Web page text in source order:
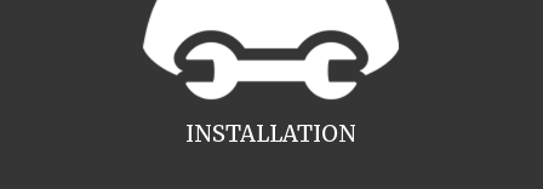
INSTALLATION